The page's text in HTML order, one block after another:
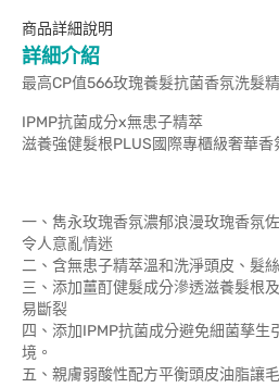
商品詳細說明
詳細介紹
最高CP值566玫瑰養髮抗菌香氛洗髮精
IPMP抗菌成分x無患子精萃
滋養強健髮根PLUS國際專櫃級奢華香
一、雋永玫瑰香氛濃郁浪漫玫瑰香氛
令人意亂情迷
二、含無患子精萃溫和洗淨頭皮、髮
三、添加薑酊健髮成分滲透滋養髮根
易斷裂
四、添加IPMP抗菌成分避免細菌孳生
境。
五、親膚弱酸性配方平衡頭皮油脂讓